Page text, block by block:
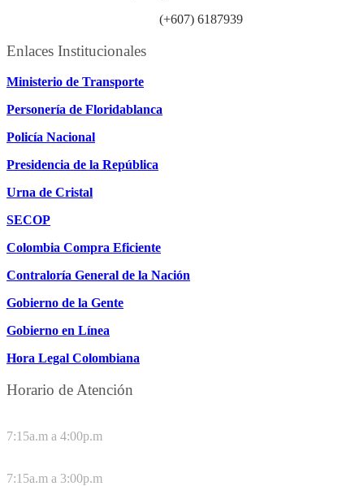
(+607) 6187939
Enlaces Institucionales
Ministerio de Transporte
Personería de Floridablanca
Policía Nacional
Presidencia de la República
Urna de Cristal
SECOP
Colombia Compra Eficiente
Contraloría General de la Nación
Gobierno de la Gente
Gobierno en Línea
Hora Legal Colombiana
Horario de Atención
7:15a.m a 4:00p.m
7:15a.m a 3:00p.m